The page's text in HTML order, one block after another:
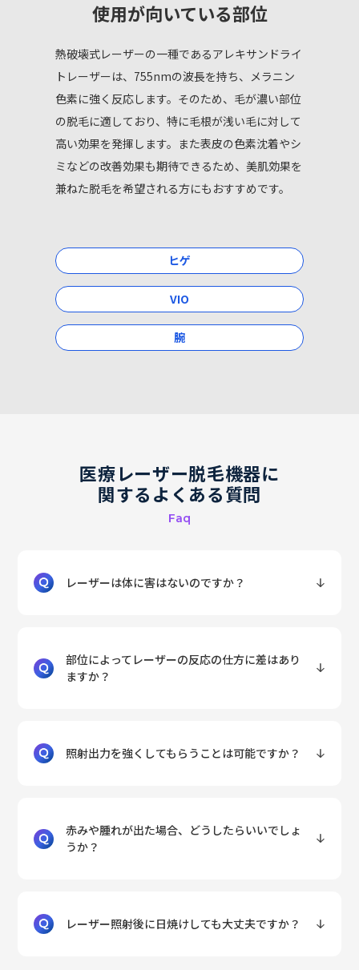
使用が向いている部位
熱破壊式レーザーの一種であるアレキサンドライ
トレーザーは、 755nmの波長を持ち、メラニン
色素に強く反応します。 そのため、毛が濃い部位
の脱毛に適しており、特に毛根が浅い毛に対して
高い効果を発揮します。 また表皮の色素沈着やシ
ミなどの改善効果も期待できるため、美肌効果を
兼ねた脱毛を希望される方にもおすすめです。
ヒゲ
VIO
腕
医療レーザー脱毛機器に
関するよくある質問
Faq
レーザーは体に害はないのですか？
部位によってレーザーの反応の仕方に差はあり
ますか？
照射出力を強くしてもらうことは可能ですか？
赤みや腫れが出た場合、どうしたらいいでしょ
うか？
レーザー照射後に日焼けしても大丈夫ですか？